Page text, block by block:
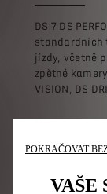
DS 7 DS
standardních
jízdy, včetně
zpětné
VISION, DS
POKRAČOVAT
VAŠE